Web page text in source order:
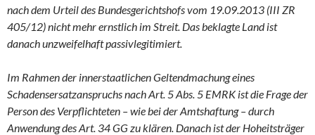
nach dem Urteil des Bundesgerichtshofs vom 19.09.2013 (III ZR
405/12) nicht mehr ernstlich im Streit. Das beklagte Land ist
danach unzweifelhaft passivlegitimiert.
Im Rahmen der innerstaatlichen Geltendmachung eines
Schadensersatzanspruchs nach Art. 5 Abs. 5 EMRK ist die Frage der
Person des Verpflichteten – wie bei der Amtshaftung – durch
Anwendung des Art. 34 GG zu klären. Danach ist der Hoheitsträger